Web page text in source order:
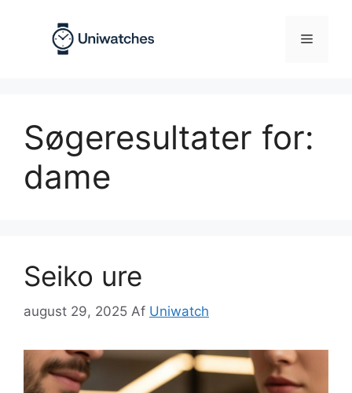
Menu
Søgeresultater for:
dame
Seiko ure
august 29, 2025 Af Uniwatch